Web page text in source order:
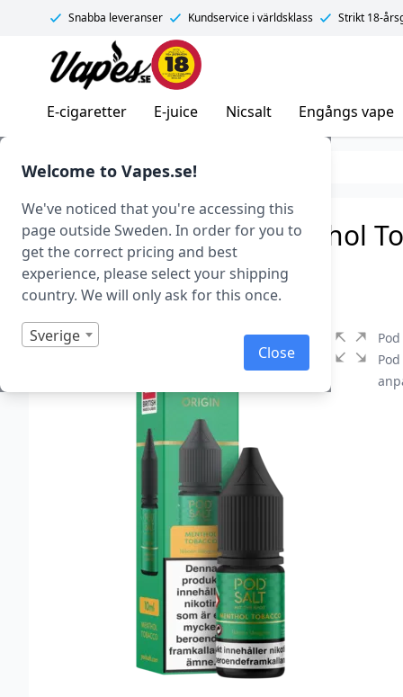
Welcome to Vapes.se!
We've noticed that you're accessing this
page outside Sweden. In order for you to
get the correct pricing and best
experience, please select your shipping
country. We will only ask for this once.
Sverige
Close
Snabba leveranser Kundservice i världsklass Strikt 18-
Vapes.se
E-cigaretter E-juice Nicsalt Engångs vape
E-juice Smaker Tobak
Pod Salt Origin – Menthol
Art.nr: 42776
I lager